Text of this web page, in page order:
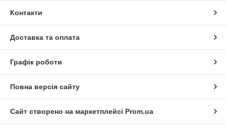
Контакти
Доставка та оплата
Графік роботи
Повна версія сайту
Сайт створено на маркетплейсі Prom.ua